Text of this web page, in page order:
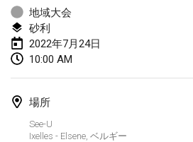
地域大会
砂利
2022年7月24日
10:00 AM
場所
See-U
Ixelles - Elsene, ベルギー
2022年1月22日
Suomelan Mölkky-open
2022年1月22日
The Mölkky Tournament 2nd
2022年1月23日